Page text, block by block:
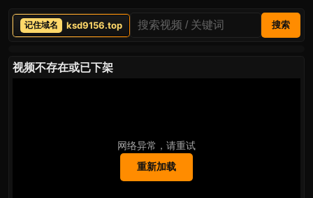
ksd9156.top 搜索
视频不存在或已下架
网络异常，请重试
重新加载